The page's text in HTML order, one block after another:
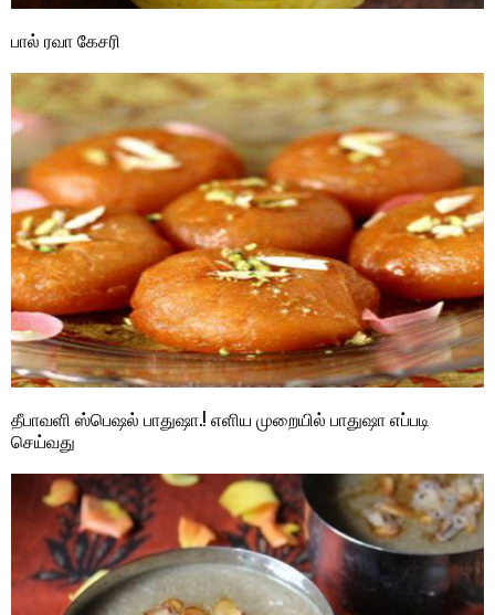
பால் ரவா கேசரி
தீபாவளி ஸ்பெஷல் பாதுஷா.! எளிய முறையில் பாதுஷா எப்படி
செய்வது